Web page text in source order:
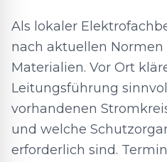
Als lokaler
nach aktuellen
Materialien. Vor Ort
Leitungsführung
vorhandenen
und welche
erforderlich sind.